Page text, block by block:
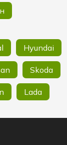
Hyundai
Skoda
Lada